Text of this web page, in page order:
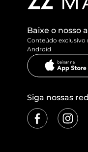
Baixe o nosso
Conteúdo exclusivo
Android
Siga nossas